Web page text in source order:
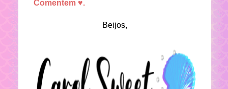
Comentem ♥.
Beijos,